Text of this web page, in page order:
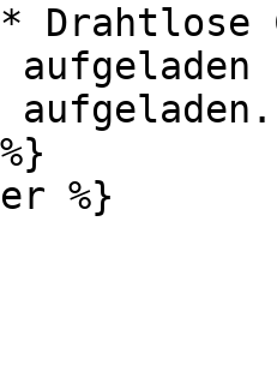
Drahtlose
aufgeladen.
%}